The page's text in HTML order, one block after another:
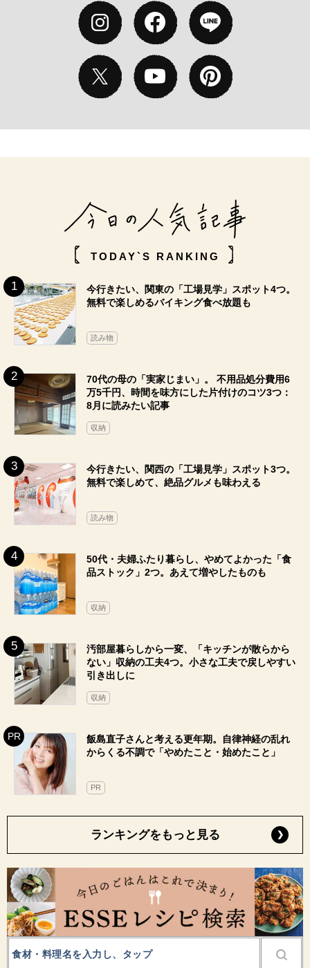
TODAY`S RANKING
今行きたい、関東の「工場見学」スポット4つ。
無料で楽しめるバイキング食べ放題も
読み物
70代の母の「実家じまい」。 不用品処分費用6
万5千円、時間を味方にした片付けのコツ3つ：
8月に読みたい記事
収納
今行きたい、関西の「工場見学」スポット3つ。
無料で楽しめて、絶品グルメも味わえる
読み物
50代・夫婦ふたり暮らし、やめてよかった「食
品ストック」2つ。あえて増やしたものも
収納
汚部屋暮らしから一変、「キッチンが散らから
ない」収納の工夫4つ。小さな工夫で戻しやすい
引き出しに
収納
飯島直子さんと考える更年期。自律神経の乱れ
からくる不調で「やめたこと・始めたこと」
PR
ランキングをもっと見る